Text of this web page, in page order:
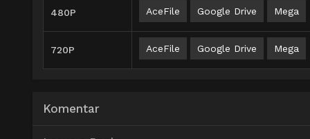
480P AceFile Google Drive Mega
720P AceFile Google Drive Mega
Komentar